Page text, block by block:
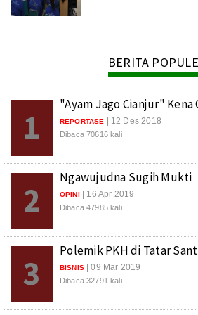
BERITA
1
"Ayam Jago Cianjur" Kena
REPORTASE | 12 Des 2018
Dibaca 70616 kali
2
Ngawujudna Sugih Mukti
OPINI | 16 Apr 2019
Dibaca 47985 kali
3
Polemik PKH di Tatar
BISNIS | 09 Mar 2019
Dibaca 32791 kali